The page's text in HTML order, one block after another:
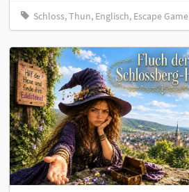
Schloss, Thun, Englisch, Escape Game